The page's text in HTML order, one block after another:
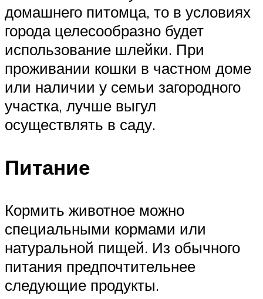
домашнего питомца, то в условиях
города целесообразно будет
использование шлейки. При
проживании кошки в частном доме
или наличии у семьи загородного
участка, лучше выгул
осуществлять в саду.
Питание
Кормить животное можно
специальными кормами или
натуральной пищей. Из обычного
питания предпочтительнее
следующие продукты.